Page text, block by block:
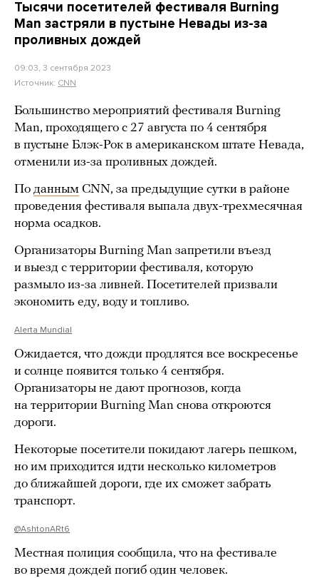
Тысячи посетителей фестиваля Burning
Man застряли в пустыне Невады из-за
проливных дождей
09:03, 3 сентября 2023
Источник: CNN
Большинство мероприятий фестиваля Burning
Man, проходящего с 27 августа по 4 сентября
в пустыне Блэк-Рок в американском штате Невада,
отменили из-за проливных дождей.
По данным CNN, за предыдущие сутки в районе
проведения фестиваля выпала двух-трехмесячная
норма осадков.
Организаторы Burning Man запретили въезд
и выезд с территории фестиваля, которую
размыло из-за ливней. Посетителей призвали
экономить еду, воду и топливо.
Alerta Mundial
Ожидается, что дожди продлятся все воскресенье
и солнце появится только 4 сентября.
Организаторы не дают прогнозов, когда
на территории Burning Man снова откроются
дороги.
Некоторые посетители покидают лагерь пешком,
но им приходится идти несколько километров
до ближайшей дороги, где их сможет забрать
транспорт.
@AshtonARt6
Местная полиция сообщила, что на фестивале
во время дождей погиб один человек.